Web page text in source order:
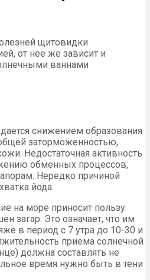
щитовидки
от нее же зависит и
ваннами
снижением образования
заторможенностью,
Недостаточная активность
обменных процессов,
Нередко причиной
йода.
на море приносит пользу.
загар. Это означает, что им
в период с 7 утра до 10-30 и
приема солнечной
должна составлять не
время нужно быть в тени